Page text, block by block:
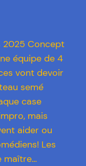
2025 Concept
équipe de 4
vont devoir
semé
case
mais
aider ou
Les
maître…